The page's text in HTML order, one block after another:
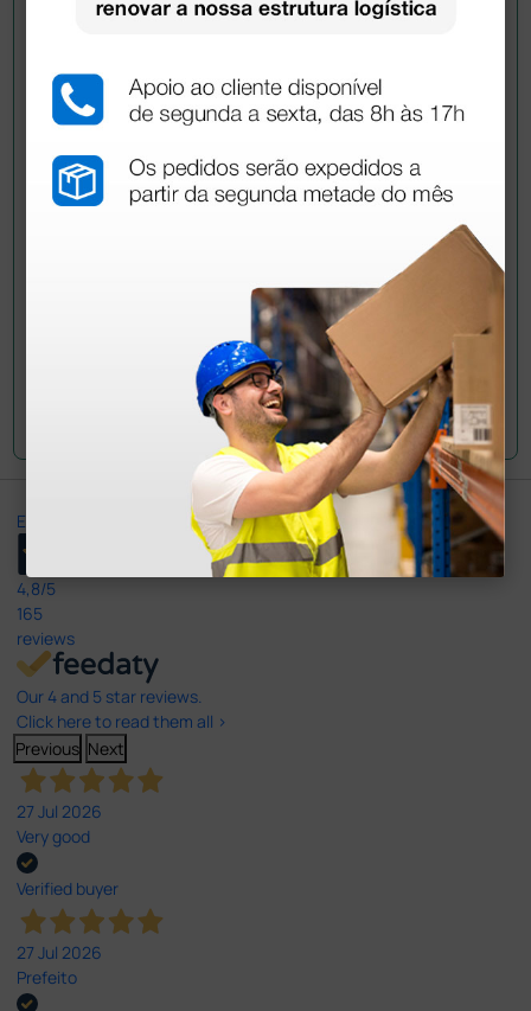
Pergunte a um colega
Ainda tem dúvidas?Necessita de mais
esclarecimentos? Envie agora a sua questão aos
colegas que já adquiriram este produto.
Envie a sua questão
Excellent
4,8/5
165
reviews
Our 4 and 5 star reviews.
Click here to read them all >
Previous Next
27 Jul 2026
Very good
Verified buyer
27 Jul 2026
Prefeito